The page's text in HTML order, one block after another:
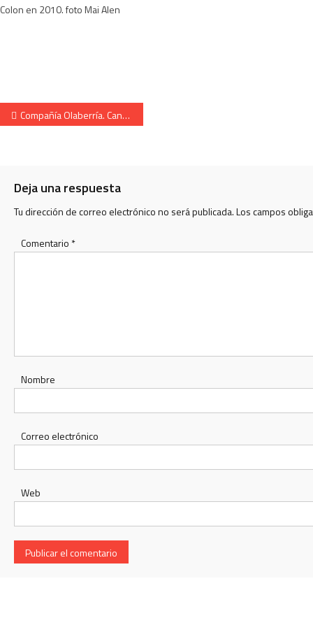
Colon en 2010. foto Mai Alen
Navegación de entradas
Compañía Olaberría. Cantinera María Manterola Revista 2008.
Deja una respuesta
Tu dirección de correo electrónico no será publicada.Los campos
Comentario *
Nombre
Correo electrónico
Web